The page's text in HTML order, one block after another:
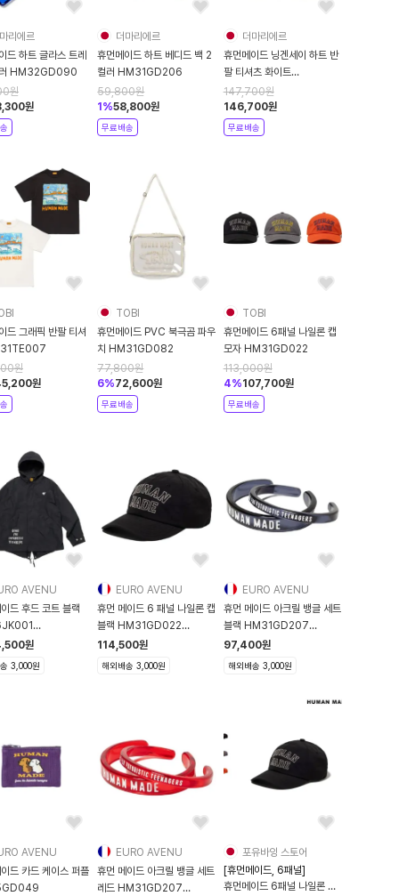
리에르
드 하트 글라스 트레
HM32GD090
원
원
더마리에르
휴먼메이드 하트 베디드 백 2
컬러 HM31GD206
59,800원
1 %58,800원
무료배송
더마리에르
휴먼메이드 닝겐세이 하트 반
팔 티셔츠 화이트
HM31CS074
147,700원
146,700원
무료배송
드 그래픽 반팔 티셔
원
원
TOBI
휴먼메이드 PVC 북극곰 파우
치 HM31GD082
77,800원
6%72,600원
무료배송
TOBI
휴먼메이드 6패널 나일론 캡
모자 HM31GD022
113,000원
4%107,700원
무료배송
AVENU
드 후드 코트 블랙
원
3,000원
EURO AVENU
휴먼 메이드 6 패널 나일론 캡
블랙 HM31GD022
HM31GD022
114,500원
해외배송 3,000원
EURO AVENU
휴먼 메이드 아크릴 뱅글 세트
블랙 HM31GD207
HM31GD207
97,400원
해외배송 3,000원
AVENU
드 카드 케이스 퍼플
EURO AVENU
휴먼 메이드 아크릴 뱅글 세트
레드 HM31GD207
포유바잉 스토어
[휴먼메이드, 6패널]
휴먼메이드 6패널 나일론 캡